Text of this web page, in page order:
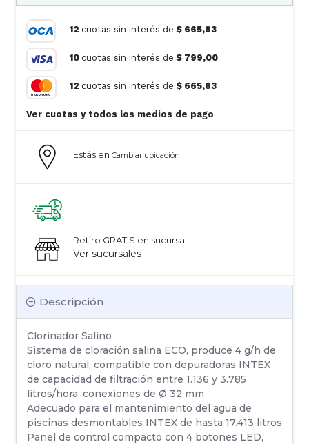
Descripción
Clorinador Salino
Sistema de cloración salina ECO, produce 4 g/h de
cloro natural, compatible con depuradoras INTEX
de capacidad de filtración entre 1.136 y 3.785
litros/hora, conexiones de Ø 32 mm
Adecuado para el mantenimiento del agua de
piscinas desmontables INTEX de hasta 17.413 litros
Panel de control compacto con 4 botones LED,
Estás en Cambiar ubicación
Retiro GRATIS en sucursal
Ver sucursales
12 cuotas sin interés de $ 665,83
10 cuotas sin interés de $ 799,00
12 cuotas sin interés de $ 665,83
Ver cuotas y todos los medios de pago